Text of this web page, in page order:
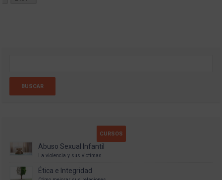
CURSOS
Abuso Sexual Infantil
La violencia y sus victimas
Ética e Integridad